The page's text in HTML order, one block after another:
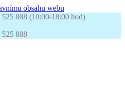
obsahu webu
888 (10:00-18:00 hod)
525 888